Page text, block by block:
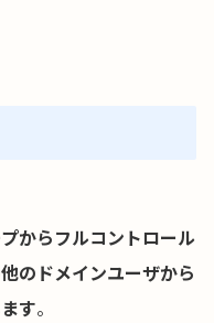
からフルコントロール
のドメインユーザから
す。